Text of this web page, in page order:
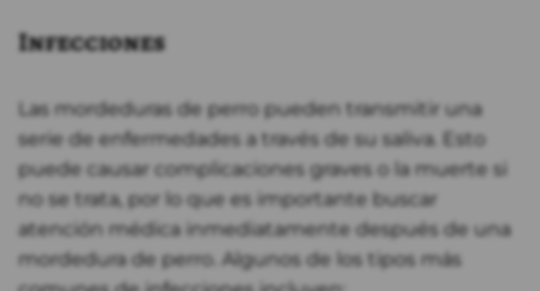
Infecciones
Las mordeduras de perro pueden transmitir una
serie de enfermedades a través de su saliva. Esto
puede causar complicaciones graves o la muerte si
no se trata, por lo que es importante buscar
atención médica inmediatamente después de una
mordedura de perro. Algunos de los tipos más